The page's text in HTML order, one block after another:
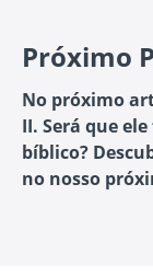
Próximo
No próximo
II. Será que
bíblico?
no nosso